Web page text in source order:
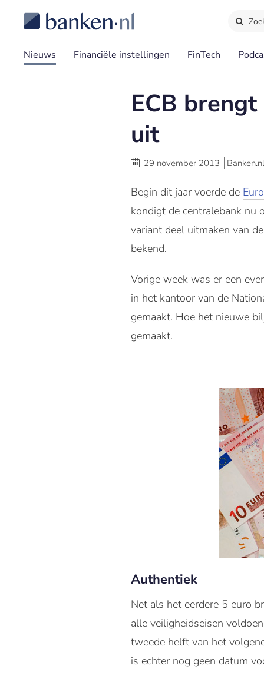
Nieuws Financiële instellingen FinTech
ECB
uit
29 november 2013 Banken.nl
Begin dit jaar voerde de
kondigt de centralebank nu
variant deel uitmaken van
bekend.
Vorige week was er een
in het kantoor van de
gemaakt. Hoe het nieuwe
gemaakt.
Authentiek
Net als het eerdere 5 euro
alle veiligheidseisen
tweede helft van het
is echter nog geen datum